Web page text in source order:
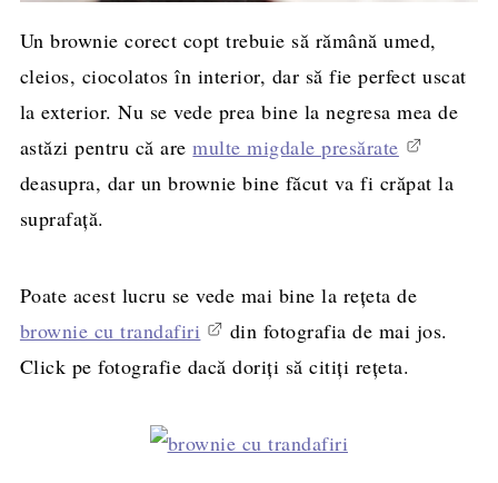
Un brownie corect copt trebuie să rămână umed,
cleios, ciocolatos în interior, dar să fie perfect uscat
la exterior. Nu se vede prea bine la negresa mea de
astăzi pentru că aremulte migdale presărate
deasupra, dar un brownie bine făcut va fi crăpat la
suprafață.
Poate acest lucru se vede mai bine la rețeta de
brownie cu trandafiri
din fotografia de mai jos.
Click pe fotografie dacă doriți să citiți rețeta.